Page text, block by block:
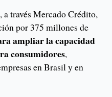
través Mercado Crédito,
por 375 millones de
ampliar la capacidad
consumidores,
en Brasil y en